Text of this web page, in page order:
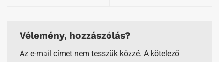
Vélemény, hozzászólás?
Az e-mail címet nem tesszük közzé. A kötelező